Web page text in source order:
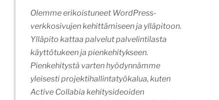
Olemme erikoistuneet WordPress-
verkkosivujen kehittämiseen ja ylläpitoon.
Ylläpito kattaa palvelut palvelintilasta
käyttötukeen ja pienkehitykseen.
Pienkehitystä varten hyödynnämme
yleisesti projektihallintatyökalua, kuten
Active Collabia kehitysideoiden